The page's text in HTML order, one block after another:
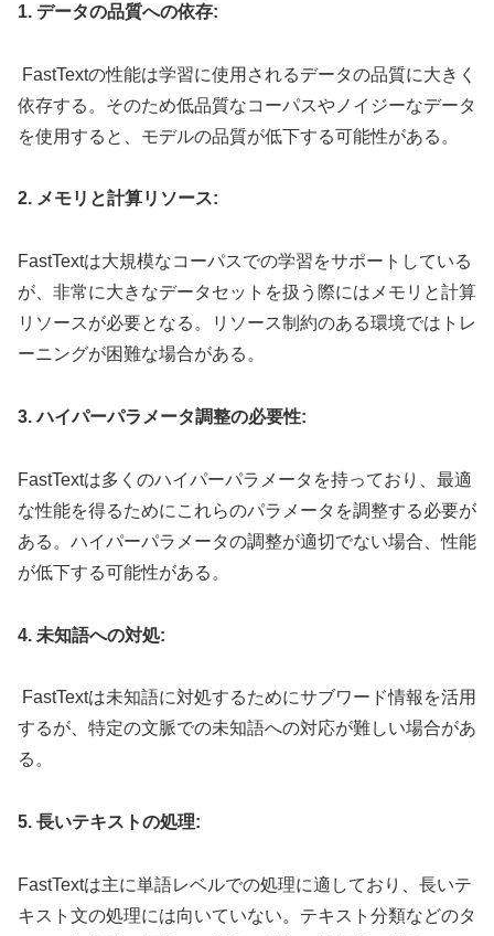
1. データの品質への依存:
FastTextの性能は学習に使用されるデータの品質に大きく
依存する。そのため低品質なコーパスやノイジーなデータ
を使用すると、モデルの品質が低下する可能性がある。
2. メモリと計算リソース:
FastTextは大規模なコーパスでの学習をサポートしている
が、非常に大きなデータセットを扱う際にはメモリと計算
リソースが必要となる。リソース制約のある環境ではトレ
ーニングが困難な場合がある。
3. ハイパーパラメータ調整の必要性:
FastTextは多くのハイパーパラメータを持っており、最適
な性能を得るためにこれらのパラメータを調整する必要が
ある。ハイパーパラメータの調整が適切でない場合、性能
が低下する可能性がある。
4. 未知語への対処:
FastTextは未知語に対処するためにサブワード情報を活用
するが、特定の文脈での未知語への対応が難しい場合があ
る。
5. 長いテキストの処理:
FastTextは主に単語レベルでの処理に適しており、長いテ
キスト文の処理には向いていない。テキスト分類などのタ